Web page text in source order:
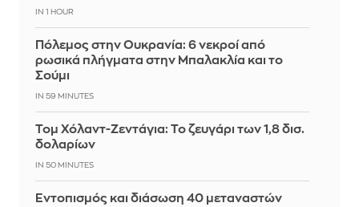
IN 1 HOUR
Πόλεμος στην Ουκρανία: 6 νεκροί από
ρωσικά πλήγματα στην Μπαλακλία και το
Σούμι
IN 59 MINUTES
Τομ Χόλαντ-Ζεντάγια: Το ζευγάρι των 1,8 δισ.
δολαρίων
IN 50 MINUTES
Εντοπισμός και διάσωση 40 μεταναστών